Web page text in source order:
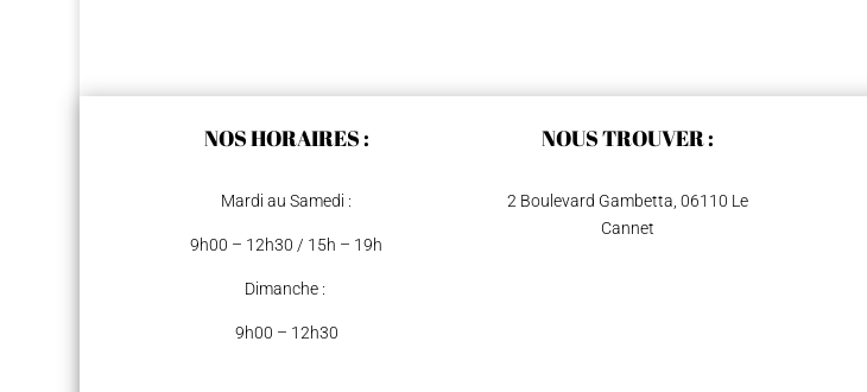
NOS HORAIRES :
Mardi au Samedi :
9h00 – 12h30 / 15h – 19h
Dimanche :
9h00 – 12h30
NOUS TROUVER :
2 Boulevard Gambetta, 06110 Le
Cannet